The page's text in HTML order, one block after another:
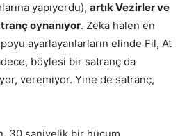
yapıyordu), artık Vezirler ve
oynanıyor. Zeka halen en
ayarlayanlarların elinde Fil, At
böylesi bir satranç da
veremiyor. Yine de satranç,